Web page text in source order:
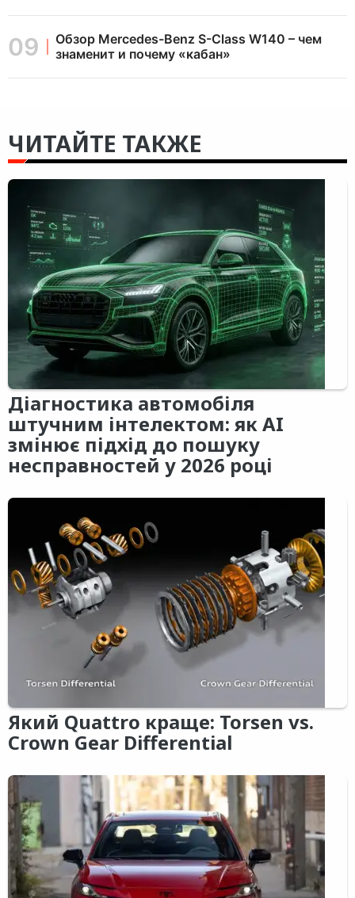
Обзор Mercedes-Benz S-Class W140 – чем
знаменит и почему «кабан»
ЧИТАЙТЕ ТАКЖЕ
Діагностика автомобіля
штучним інтелектом: як AI
змінює підхід до пошуку
несправностей у 2026 році
Який Quattro краще: Torsen vs.
Crown Gear Differential